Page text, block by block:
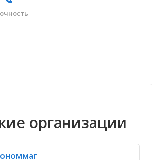
область область
организации